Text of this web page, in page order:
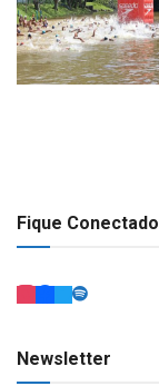
Fique Conectado
Newsletter